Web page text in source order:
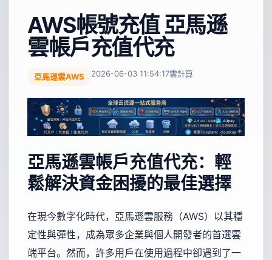
AWS帳號充值 亞馬遜
雲帳戶充值代充
亞馬遜雲AWS 2026-06-03 11:54:17雲計算
亞馬遜雲帳戶充值代充：輕
鬆解決資金困擾的最佳選擇
在現今數字化時代，亞馬遜雲服務（AWS）以其穩
定性與彈性，成為眾多企業與個人開發者的首選雲
端平台。然而，許多用戶在使用過程中卻遇到了一